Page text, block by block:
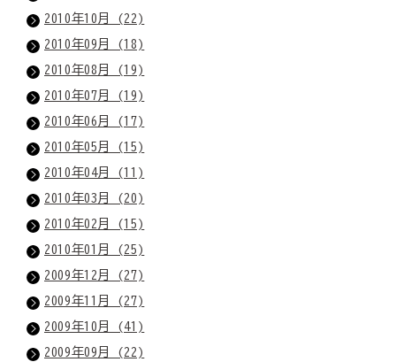
2010年10月 (22)
2010年09月 (18)
2010年08月 (19)
2010年07月 (19)
2010年06月 (17)
2010年05月 (15)
2010年04月 (11)
2010年03月 (20)
2010年02月 (15)
2010年01月 (25)
2009年12月 (27)
2009年11月 (27)
2009年10月 (41)
2009年09月 (22)